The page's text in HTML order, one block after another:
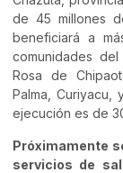
de 45 millones
beneficiará a
comunidades
Rosa de
Palma, Curiyacu,
ejecución es de
Próximamente
servicios de